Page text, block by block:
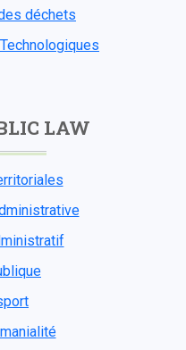
déchets
LAW